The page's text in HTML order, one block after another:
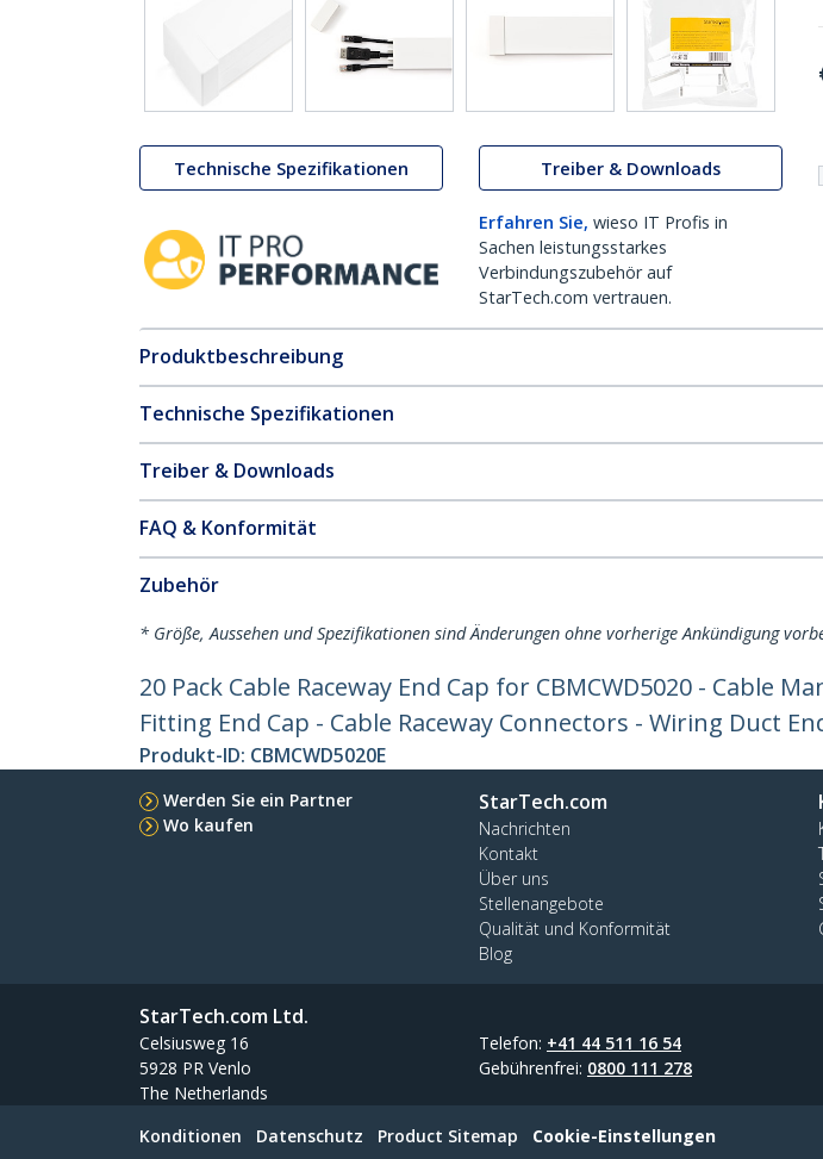
Technische Spezifikationen Treiber & Downloads
Erfahren Sie, wieso IT Profis in
Sachen leistungsstarkes
Verbindungszubehör auf
StarTech.com vertrauen.
Produktbeschreibung
Technische Spezifikationen
Treiber & Downloads
FAQ & Konformität
Zubehör
* Größe, Aussehen und Spezifikationen sind Änderungen ohne vorherige Ankündigung
20 Pack Cable Raceway End Cap for CBMCWD5020 - Cable
Fitting End Cap - Cable Raceway Connectors - Wiring Duct
Produkt-ID: CBMCWD5020E
Werden Sie ein Partner
Wo kaufen
StarTech.com
Nachrichten
Kontakt
Über uns
Stellenangebote
Qualität und Konformität
Blog
StarTech.com Ltd.
Celsiusweg 16
5928 PR Venlo
The Netherlands
Telefon: +41 44 511 16 54
Gebührenfrei: 0800 111 278
Konditionen Datenschutz Product Sitemap Cookie-Einstellungen